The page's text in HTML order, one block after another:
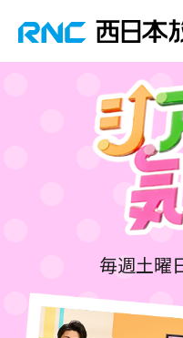
毎週土曜